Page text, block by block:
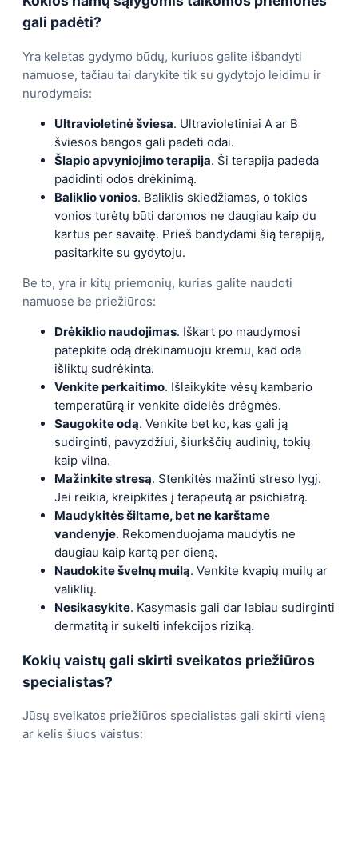
gali padėti?
Yra keletas gydymo būdų, kuriuos galite išbandyti
namuose, tačiau tai darykite tik su gydytojo leidimu ir
nurodymais:
Ultravioletinė šviesa. Ultravioletiniai A ar B
šviesos bangos gali padėti odai.
Šlapio apvyniojimo terapija. Ši terapija padeda
padidinti odos drėkinimą.
Baliklio vonios. Baliklis skiedžiamas, o tokios
vonios turėtų būti daromos ne daugiau kaip du
kartus per savaitę. Prieš bandydami šią terapiją,
pasitarkite su gydytoju.
Be to, yra ir kitų priemonių, kurias galite naudoti
namuose be priežiūros:
Drėkiklio naudojimas. Iškart po maudymosi
patepkite odą drėkinamuoju kremu, kad oda
išliktų sudrėkinta.
Venkite perkaitimo. Išlaikykite vėsų kambario
temperatūrą ir venkite didelės drėgmės.
Saugokite odą. Venkite bet ko, kas gali ją
sudirginti, pavyzdžiui, šiurkščių audinių, tokių
kaip vilna.
Mažinkite stresą. Stenkitės mažinti streso lygį.
Jei reikia, kreipkitės į terapeutą ar psichiatrą.
Maudykitės šiltame, bet ne karštame
vandenyje. Rekomenduojama maudytis ne
daugiau kaip kartą per dieną.
Naudokite švelnų muilą. Venkite kvapių muilų ar
valiklių.
Nesikasykite. Kasymasis gali dar labiau sudirginti
dermatitą ir sukelti infekcijos riziką.
Kokių vaistų gali skirti sveikatos priežiūros
specialistas?
Jūsų sveikatos priežiūros specialistas gali skirti vieną
ar kelis šiuos vaistus: